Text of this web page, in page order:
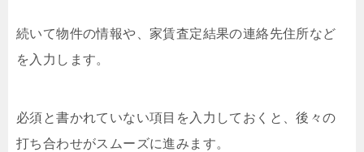
続いて物件の情報や、家賃査定結果の連絡先住所など
を入力します。
必須と書かれていない項目を入力しておくと、後々の
打ち合わせがスムーズに進みます。